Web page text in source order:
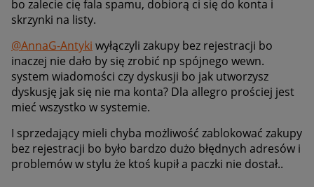
bo zalecie cię fala spamu, dobiorą ci się do konta i
skrzynki na listy.
@AnnaG-Antyki wyłączyli zakupy bez rejestracji bo
inaczej nie dało by się zrobić np spójnego wewn.
system wiadomości czy dyskusji bo jak utworzysz
dyskusję jak się nie ma konta? Dla allegro prościej jest
mieć wszystko w systemie.
I sprzedający mieli chyba możliwość zablokować zakupy
bez rejestracji bo było bardzo dużo błędnych adresów i
problemów w stylu że ktoś kupił a paczki nie dostał..